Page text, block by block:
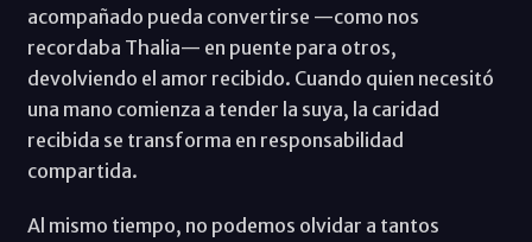
acompañado pueda convertirse —como nos
recordaba Thalia— en puente para otros,
devolviendo el amor recibido. Cuando quien necesitó
una mano comienza a tender la suya, la caridad
recibida se transforma en responsabilidad
compartida.
Al mismo tiempo, no podemos olvidar a tantos